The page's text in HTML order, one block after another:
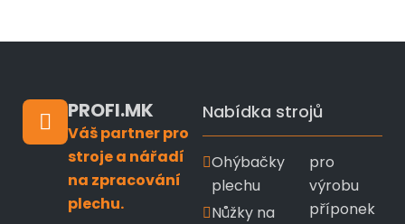
PROFI.MK
Váš partner pro
stroje a nářadí
na zpracování
plechu.
Nabídka strojů
Ohýbačky
plechu
Nůžky na
pro
výrobu
příponek